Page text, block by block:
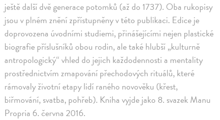
ještě další dvě generace potomků (až do 1737). Oba rukopisy
jsou v plném znění zpřístupněny v této publikaci. Edice je
doprovozena úvodními studiemi, přinášejícími nejen plastické
biografie příslušníků obou rodin, ale také hlubší „kulturně
antropologický“ vhled do jejich každodennosti a mentality
prostřednictvím zmapování přechodových rituálů, které
rámovaly životní etapy lidí raného novověku (křest,
biřmování, svatba, pohřeb). Kniha vyjde jako 8. svazek Manu
Propria 6. června 2016.